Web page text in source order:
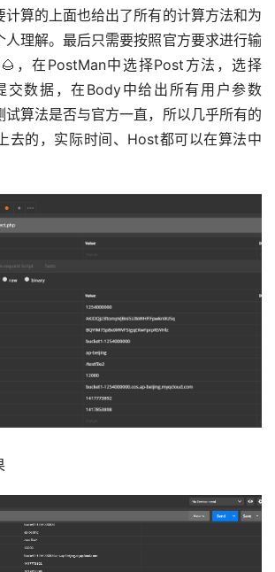
计算的上面也给出了所有的计算方法和为
人理解。最后只需要按照官方要求进行输
，在PostMan中选择Post方法，选择
交数据，在Body中给出所有用户参数
试算法是否与官方一直，所以几乎所有的
去的，实际时间、Host都可以在算法中